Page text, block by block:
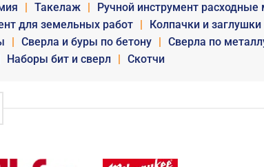
Такелаж Ручной инструмент
для земельных работ Колпачки и заглушки
Сверла и буры по бетону Сверла по
Наборы бит и сверл Скотчи